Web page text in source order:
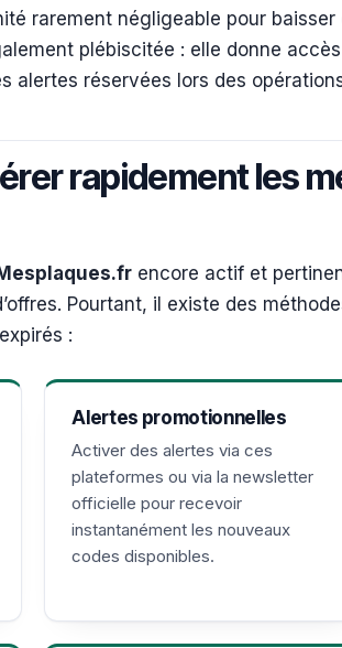
rarement négligeable pour
plébiscitée : elle donne
alertes réservées lors des
rapidement les
encore actif et
Pourtant, il existe des
:
Alertes promotionnelles
Activer des alertes via ces
plateformes ou via la newsletter
officielle pour recevoir
instantanément les nouveaux
codes disponibles.